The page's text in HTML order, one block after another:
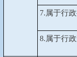
7.属于行
8.属于行